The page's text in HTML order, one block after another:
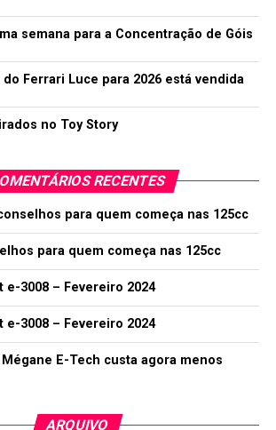
semana para a Concentração de Góis
Ferrari Luce para 2026 está vendida
no Toy Story
RECENTES
para quem começa nas 125cc
para quem começa nas 125cc
e-3008 – Fevereiro 2024
e-3008 – Fevereiro 2024
Mégane E-Tech custa agora menos
ARQUIVO